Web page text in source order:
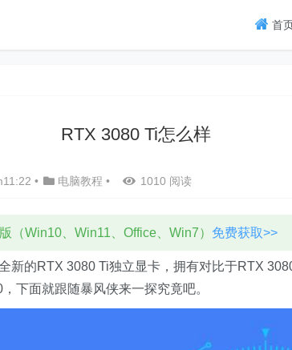
首
RTX 3080 Ti怎么样
• 电脑教程 • 1010 阅读
（Win10、Win11、Office、Win7） 免费获取>>
新的RTX 3080 Ti独立显卡，拥有对比于RTX
下面就跟随暴风侠来一探究竟吧。